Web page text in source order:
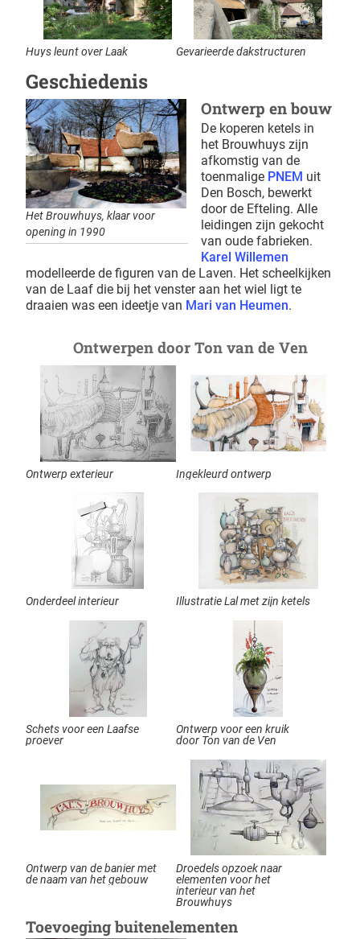
Huys leunt over Laak Gevarieerde dakstructuren
Geschiedenis
Het Brouwhuys, klaar voor
opening in 1990
Ontwerp en bouw
De koperen ketels in
het Brouwhuys zijn
afkomstig van de
toenmalige PNEM uit
Den Bosch, bewerkt
door de Efteling. Alle
leidingen zijn gekocht
van oude fabrieken.
Karel Willemen
modelleerde de figuren van de Laven. Het scheelkijken
van de Laaf die bij het venster aan het wiel ligt te
draaien was een ideetje van Mari van Heumen.
Ontwerpen door Ton van de Ven
Ontwerp exterieur Ingekleurd ontwerp
Onderdeel interieur Illustratie Lal met zijn ketels
Schets voor een Laafse
proever
Ontwerp voor een kruik
door Ton van de Ven
Ontwerp van de banier met
de naam van het gebouw
Droedels opzoek naar
elementen voor het
interieur van het
Brouwhuys
Toevoeging buitenelementen